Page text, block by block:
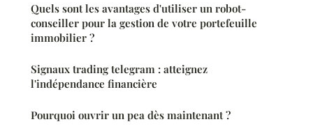
Quels sont les avantages d'utiliser un robot-
conseiller pour la gestion de votre portefeuille
immobilier ?
Signaux trading telegram : atteignez
l'indépendance financière
Pourquoi ouvrir un pea dès maintenant ?